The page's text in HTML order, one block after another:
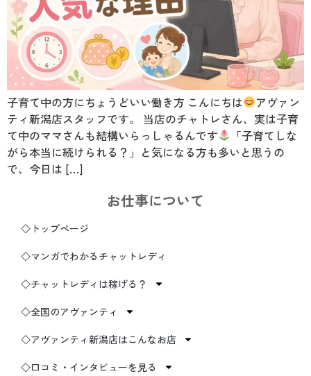
子育て中の方にちょうどいい働き方 こんにちは
アヴァン
ティ新潟店スタッフです。 当店のチャトレさん、実は子育
て中のママさんも結構いらっしゃるんです
「子育てしな
がら本当に続けられる？」と気になる方も多いと思うの
で、今日は […]
お仕事について
◇トップページ
◇マンガでわかるチャットレディ
◇チャットレディは稼げる？
◇全国のアヴァンティ
◇アヴァンティ新潟店はこんなお店
◇口コミ・インタビューを見る